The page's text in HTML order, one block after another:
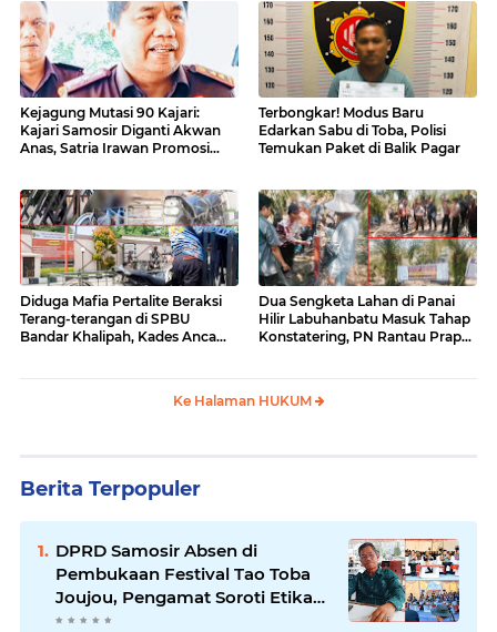
Kejagung Mutasi 90 Kajari:
Kajari Samosir Diganti Akwan
Anas, Satria Irawan Promosi
Terbongkar! Modus Baru
Edarkan Sabu di Toba, Polisi
Temukan Paket di Balik Pagar
Diduga Mafia Pertalite Beraksi
Terang-terangan di SPBU
Bandar Khalipah, Kades Ancam
Dua Sengketa Lahan di Panai
Hilir Labuhanbatu Masuk Tahap
Konstatering, PN Rantau Prapat
Ke Halaman HUKUM
Berita Terpopuler
DPRD Samosir Absen di
Pembukaan Festival Tao Toba
Joujou, Pengamat Soroti Etika
Birokrasi Pemkab